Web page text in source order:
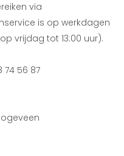
via
is op werkdagen
vrijdag tot 13:00 uur).
74 56 87